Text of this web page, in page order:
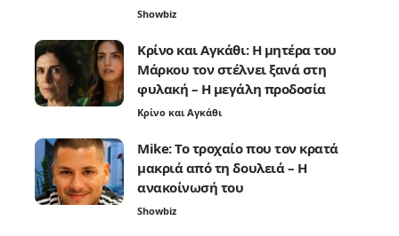
Showbiz
Κρίνο και Αγκάθι: Η μητέρα του
Μάρκου τον στέλνει ξανά στη
φυλακή – Η μεγάλη προδοσία
Κρίνο και Αγκάθι
Mike: Το τροχαίο που τον κρατά
μακριά από τη δουλειά – Η
ανακοίνωσή του
Showbiz